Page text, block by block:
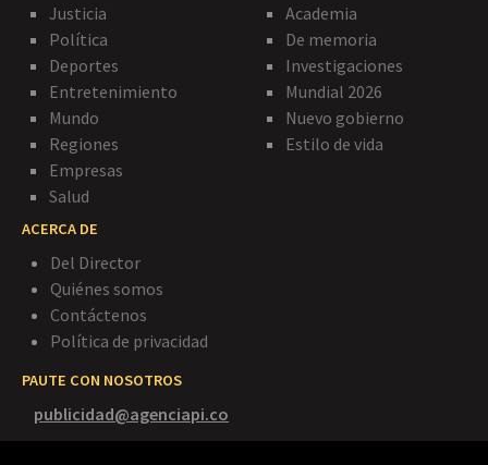
Justicia
Política
Deportes
Entretenimiento
Mundo
Regiones
Empresas
Salud
Academia
De memoria
Investigaciones
Mundial 2026
Nuevo gobierno
Estilo de vida
ACERCA DE
Del Director
Quiénes somos
Contáctenos
Política de privacidad
PAUTE CON NOSOTROS
publicidad@agenciapi.co